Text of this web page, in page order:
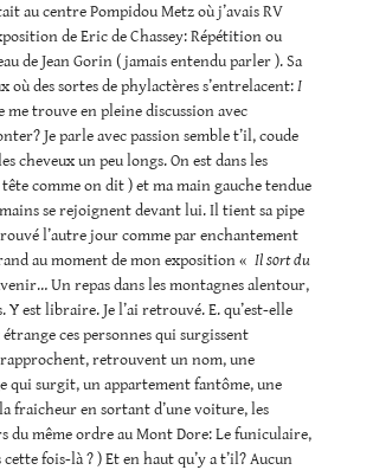
au centre Pompidou Metz où j’avais RV
de Eric de Chassey: Répétition ou
de Jean Gorin ( jamais entendu parler ). Sa
où des sortes de phylactères s’entrelacent:I
me trouve en pleine discussion avec
Je parle avec passion semble t’il, coude
cheveux un peu longs. On est dans les
comme on dit ) et ma main gauche tendue
mains se rejoignent devant lui. Il tient sa pipe
l’autre jour comme par enchantement
au moment de mon exposition « Il sort du
Un repas dans les montagnes alentour,
est libraire. Je l’ai retrouvé. E. qu’est-elle
ces personnes qui surgissent
rapprochent, retrouvent un nom, une
qui surgit, un appartement fantôme, une
fraicheur en sortant d’une voiture, les
du même ordre au Mont Dore: Le funiculaire,
fois-là ? ) Et en haut qu’y a t’il? Aucun